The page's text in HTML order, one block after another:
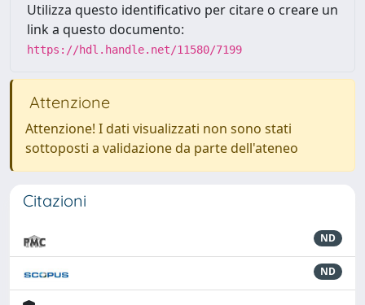
Utilizza questo identificativo per citare o creare un
link a questo documento:
https://hdl.handle.net/11580/7199
Attenzione
Attenzione! I dati visualizzati non sono stati
sottoposti a validazione da parte dell'ateneo
Citazioni
ND
ND